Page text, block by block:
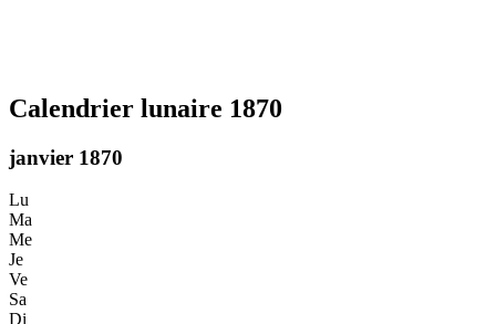
Calendrier lunaire 1870
janvier 1870
Lu
Ma
Me
Je
Ve
Sa
Di